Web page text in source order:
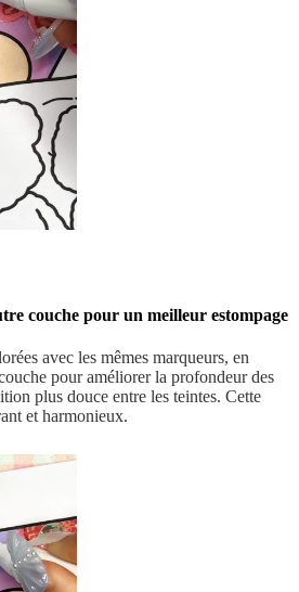
couche pour un meilleur estompage
avec les mêmes marqueurs, en
pour améliorer la profondeur des
plus douce entre les teintes. Cette
et harmonieux.